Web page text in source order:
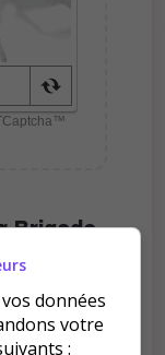
Brigade
données
votre
: